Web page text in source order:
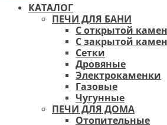
КАТАЛОГ
ПЕЧИ ДЛЯ БАНИ
С открытой
С закрытой
Сетки
Дровяные
Электрокаменки
Газовые
Чугунные
ПЕЧИ ДЛЯ ДОМА
Отопительные